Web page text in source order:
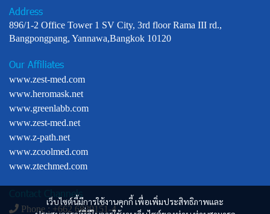
เว็บไซต์นี้มีการใช้งานคุกกี้ เพื่อเพิ่มประสิทธิภาพและ
Address
896/1-2 Office Tower 1 SV City, 3rd floor Rama III rd.,
Bangpongpang, Yannawa,Bangkok 10120
Our Affiliates
www.zest-med.com
www.heromask.net
www.greenlabb.com
www.zest-med.net
www.z-path.net
www.zcoolmed.com
www.ztechmed.com
Contact Channels
Phone : +662 6829151-4